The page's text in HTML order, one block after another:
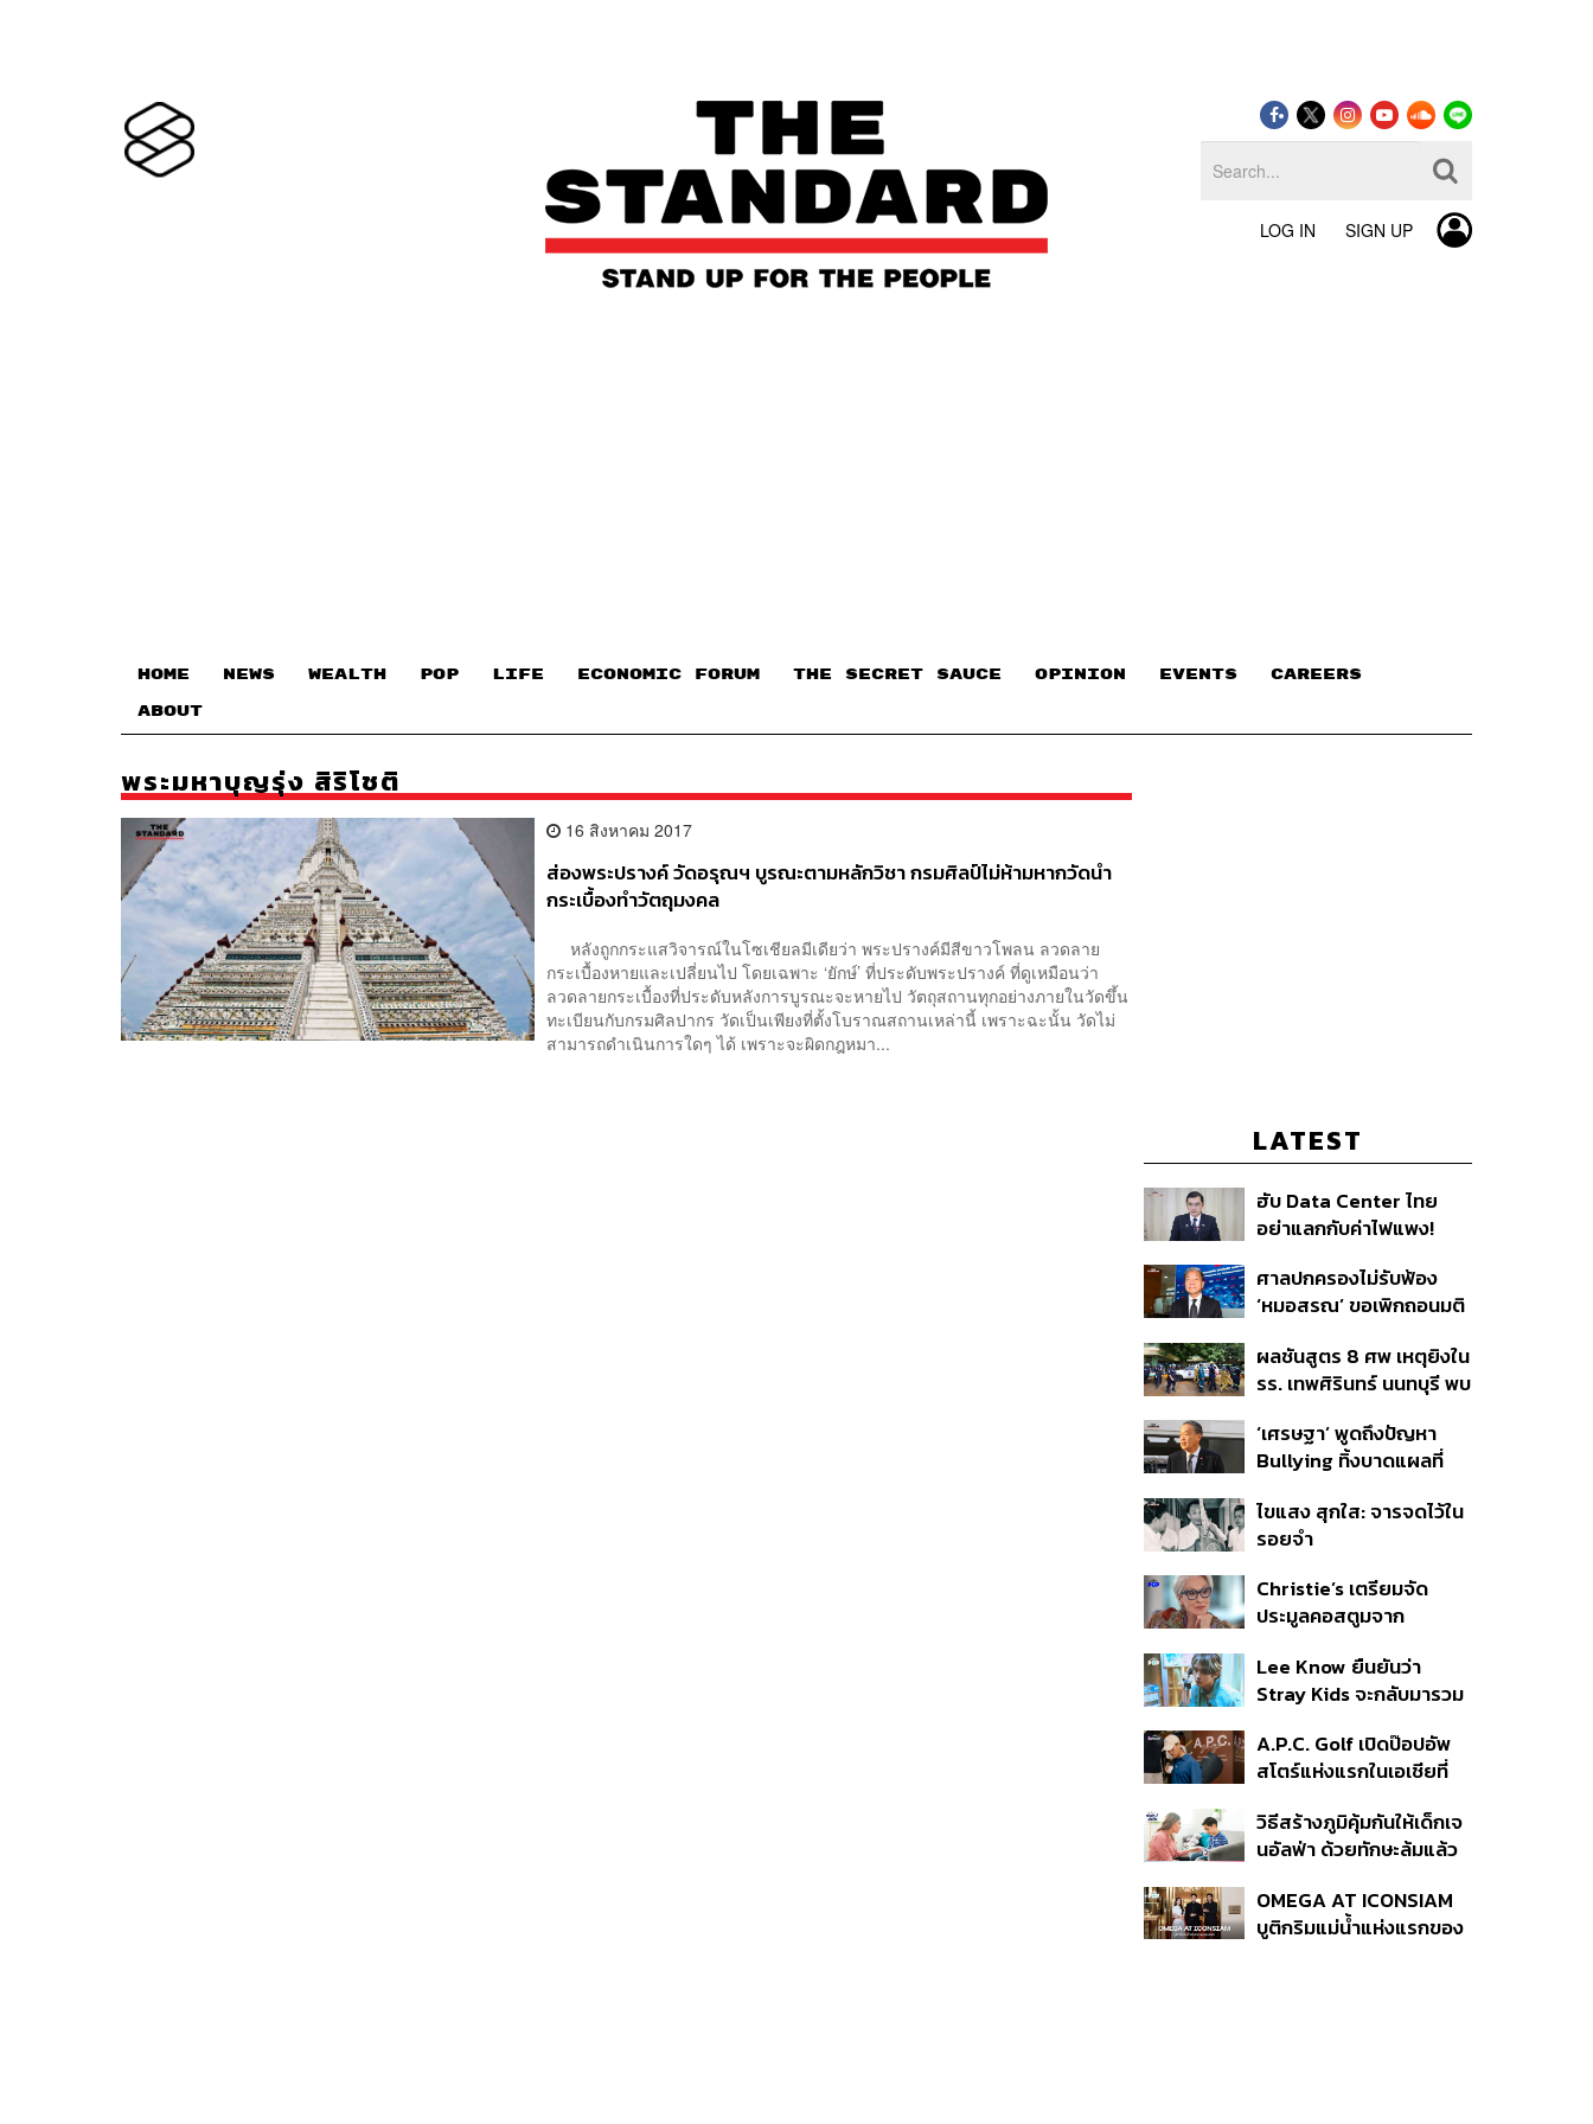
LOG IN SIGN UP
HOME NEWS WEALTH POP LIFE ECONOMIC FORUM THE SECRET SAUCE​ OPINION EVENTS CAREERS
ABOUT
พระมหาบุญรุ่ง สิริโชติ
16 สิงหาคม 2017
ส่องพระปรางค์ วัดอรุณฯ บูรณะตามหลักวิชา กรมศิลป์ไม่ห้ามหากวัดนำ
กระเบื้องทำวัตถุมงคล
หลังถูกกระแสวิจารณ์ในโซเชียลมีเดียว่า พระปรางค์มีสีขาวโพลน ลวดลาย
กระเบื้องหายและเปลี่ยนไป โดยเฉพาะ ‘ยักษ์’ ที่ประดับพระปรางค์ ที่ดูเหมือนว่า
ลวดลายกระเบื้องที่ประดับหลังการบูรณะจะหายไป วัตถุสถานทุกอย่างภายในวัดขึ้น
ทะเบียนกับกรมศิลปากร วัดเป็นเพียงที่ตั้งโบราณสถานเหล่านี้ เพราะฉะนั้น วัดไม่
สามารถดำเนินการใดๆ ได้ เพราะจะผิดกฎหมา...
LATEST
ฮับ Data Center ไทย
อย่าแลกกับค่าไฟแพง!
รัฐต้องคุมต้นทุนน้ำ-ไฟ
ศาลปกครองไม่รับฟ้อง
‘หมอสรณ’ ขอเพิกถอนมติ
เดือดร้อนเสียหาย
ผลชันสูตร 8 ศพ เหตุยิงใน
รร. เทพศิรินทร์ นนทบุรี พบ
‘ศีรษะ-หน้าอก’ ครูถูกยิง 4
นัด จากระยะไกล
‘เศรษฐา’ พูดถึงปัญหา
Bullying ทิ้งบาดแผลที่
รับฟัง-ช่วยเด็กให้เร็ว
ไขแสง สุกใส: จารจดไว้ใน
รอยจำ
Christie’s เตรียมจัด
ประมูลคอสตูมจาก
Wears Prada 2
Lee Know ยืนยันว่า
Stray Kids จะกลับมารวม
กรมรับใช้ชาติ
A.P.C. Golf เปิดป๊อปอัพ
สโตร์แห่งแรกในเอเชียที่
วิธีสร้างภูมิคุ้มกันให้เด็กเจ
นอัลฟ่า ด้วยทักษะล้มแล้ว
OMEGA AT ICONSIAM
บูติกริมแม่น้ำแห่งแรกของ